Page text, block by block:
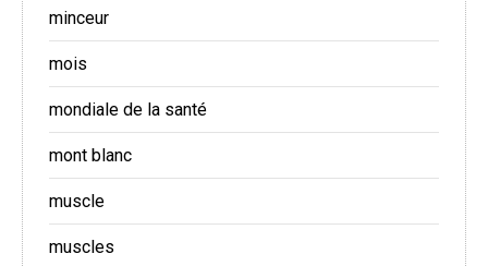
minceur
mois
mondiale de la santé
mont blanc
muscle
muscles